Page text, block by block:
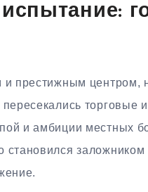
и престижным центром,
торговые
и амбиции местных